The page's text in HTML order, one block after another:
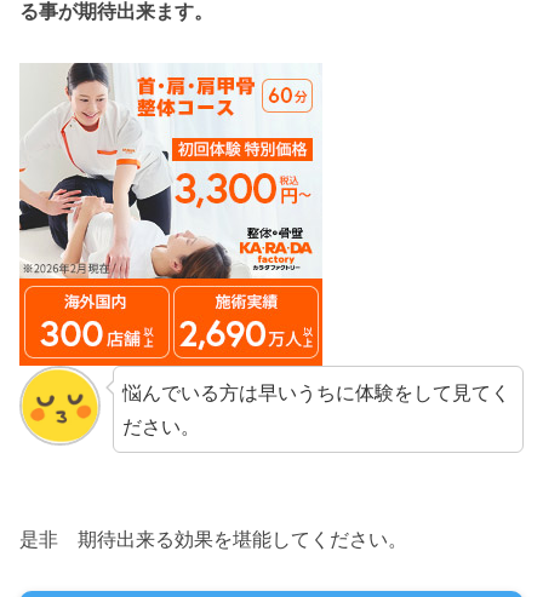
る事が期待出来ます。
悩んでいる方は早いうちに体験をして見てく
ださい。
是非 期待出来る効果を堪能してください。